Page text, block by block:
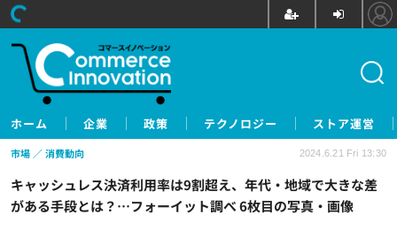
ホーム 企業 政策 テクノロジー ストア運営
キャッシュレス決済利用率は9割超え、年代・地域で大きな差
がある手段とは？…フォーイット調べ 6枚目の写真・画像
市場 消費動向 2024.6.21 Fri 13:30